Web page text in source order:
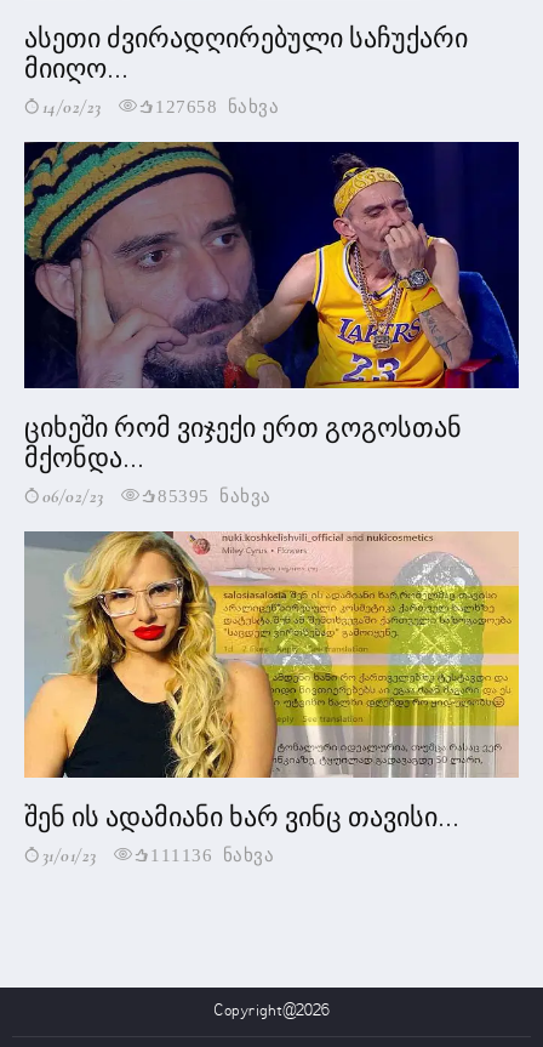
ასეთი ძვირადღირებული საჩუქარი
მიიღო...
14/02/23 127658 ნახვა
ციხეში რომ ვიჯექი ერთ გოგოსთან
მქონდა...
06/02/23 85395 ნახვა
შენ ის ადამიანი ხარ ვინც თავისი...
31/01/23 111136 ნახვა
Copyright@2026